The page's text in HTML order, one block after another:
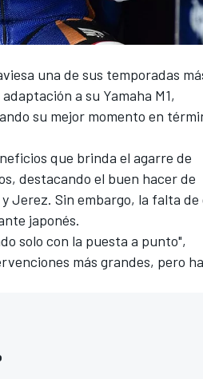
una de sus temporadas
a su Yamaha M1,
su mejor momento en
que brinda el agarre de
destacando el buen hacer de
Jerez. Sin embargo, la falta de
japonés.
solo con la puesta a punto",
más grandes, pero